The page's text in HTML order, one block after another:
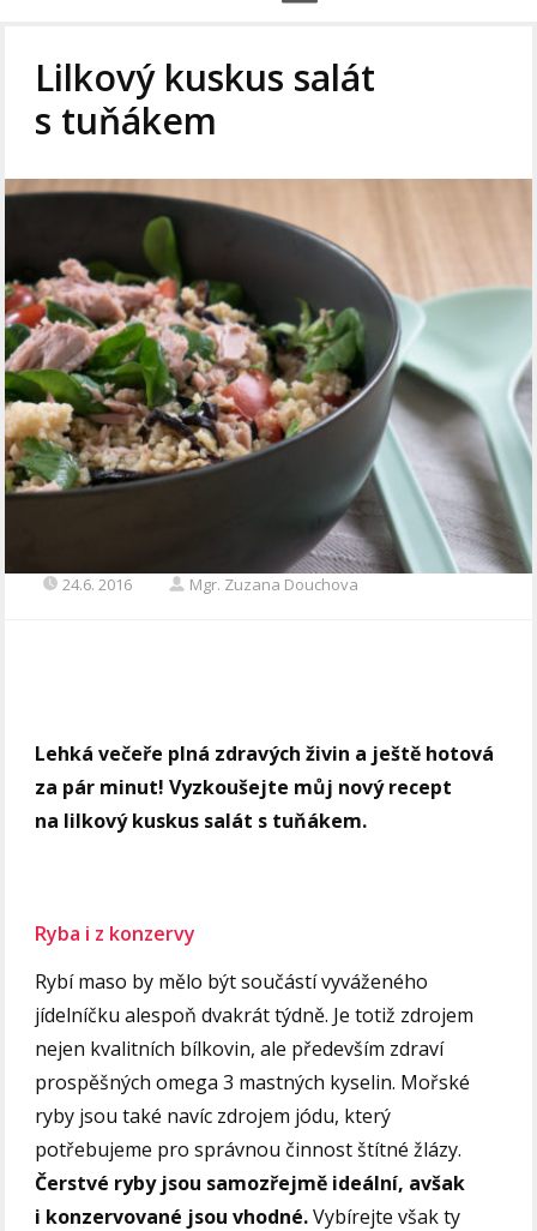
Lilkový kuskus salát
s tuňákem
24.6. 2016 Mgr. Zuzana Douchova
Lehká večeře plná zdravých živin a ještě hotová
za pár minut! Vyzkoušejte můj nový recept
na lilkový kuskus salát s tuňákem.
Ryba i z konzervy
Rybí maso by mělo být součástí vyváženého
jídelníčku alespoň dvakrát týdně. Je totiž zdrojem
nejen kvalitních bílkovin, ale především zdraví
prospěšných omega 3 mastných kyselin. Mořské
ryby jsou také navíc zdrojem jódu, který
potřebujeme pro správnou činnost štítné žlázy.
Čerstvé ryby jsou samozřejmě ideální, avšak
i konzervované jsou vhodné.Vybírejte však ty